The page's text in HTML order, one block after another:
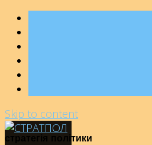
Skip to content
стратегія політики